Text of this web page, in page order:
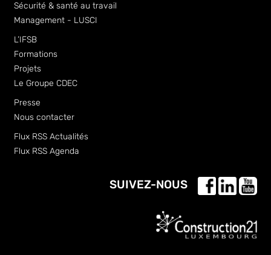
Sécurité & santé au travail
Management - LUSCI
L’IFSB
Formations
Projets
Le Groupe CDEC
Presse
Nous contacter
Flux RSS Actualités
Flux RSS Agenda
SUIVEZ-NOUS